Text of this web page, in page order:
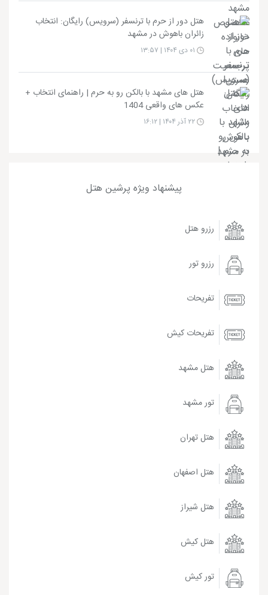
هتل دور از حرم با ترنسفر (سرویس) رایگان: انتخاب
زائران باهوش در مشهد
هتل های مشهد با بالکن رو به حرم | راهنمای انتخاب +
عکس های واقعی 1404
پیشنهاد ویژه پرشین هتل
رزرو هتل
رزرو تور
تفریحات
تفریحات کیش
هتل مشهد
تور مشهد
هتل تهران
هتل اصفهان
هتل شیراز
هتل کیش
تور کیش